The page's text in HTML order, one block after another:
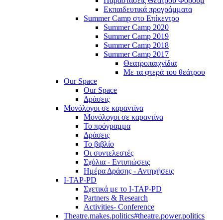
Εκπαιδευτικά προγράμματα
Summer Camp στο Επίκεντρο
Summer Camp 2020
Summer Camp 2019
Summer Camp 2018
Summer Camp 2017
Θεατροπαιχνίδια
Με τα φτερά του θεάτρου
Our Space
Our Space
Δράσεις
Μονόλογοι σε καραντίνα
Μονόλογοι σε καραντίνα
Το πρόγραμμα
Δράσεις
Το βιβλίο
Οι συντελεστές
Σχόλια - Εντυπώσεις
Ημέρα Δράσης - Αντηχήσεις
I-TAP-PD
Σχετικά με το I-TAP-PD
Partners & Research
Activities- Conference
Theatre.makes.politics#theatre.power.politics